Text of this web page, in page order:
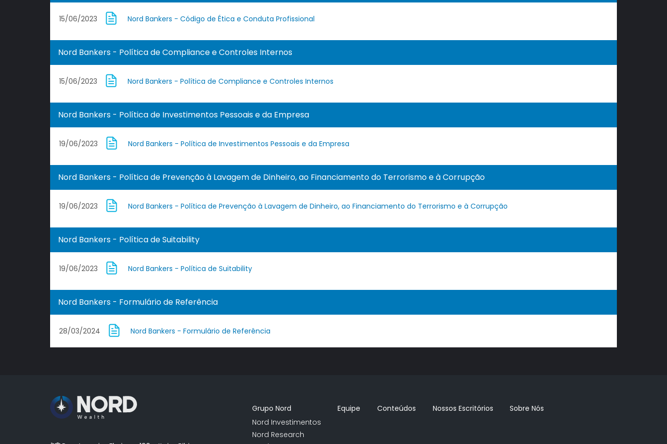
15/06/2023 Nord Bankers - Código de Ética e Conduta Profissional
Nord Bankers - Política de Compliance e Controles Internos
15/06/2023 Nord Bankers - Política de Compliance e Controles Internos
Nord Bankers - Política de Investimentos Pessoais e da Empresa
19/06/2023 Nord Bankers - Política de Investimentos Pessoais e da Empresa
Nord Bankers - Política de Prevenção à Lavagem de Dinheiro, ao Financiamento do Terrorismo e à Corrupção
19/06/2023 Nord Bankers - Política de Prevenção à Lavagem de Dinheiro, ao Financiamento do Terrorismo e à Corrupção
Nord Bankers - Política de Suitability
19/06/2023 Nord Bankers - Política de Suitability
Nord Bankers - Formulário de Referência
28/03/2024 Nord Bankers - Formulário de Referência
Grupo Nord
Nord Investimentos
Nord Research
Equipe Conteúdos Nossos Escritórios Sobre Nós